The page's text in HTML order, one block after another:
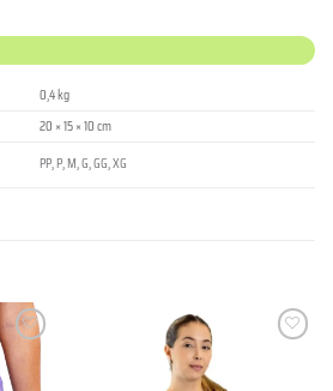
0,4 kg
20 × 15 × 10 cm
PP,P,M,G,GG,XG
Lista de
Desejos